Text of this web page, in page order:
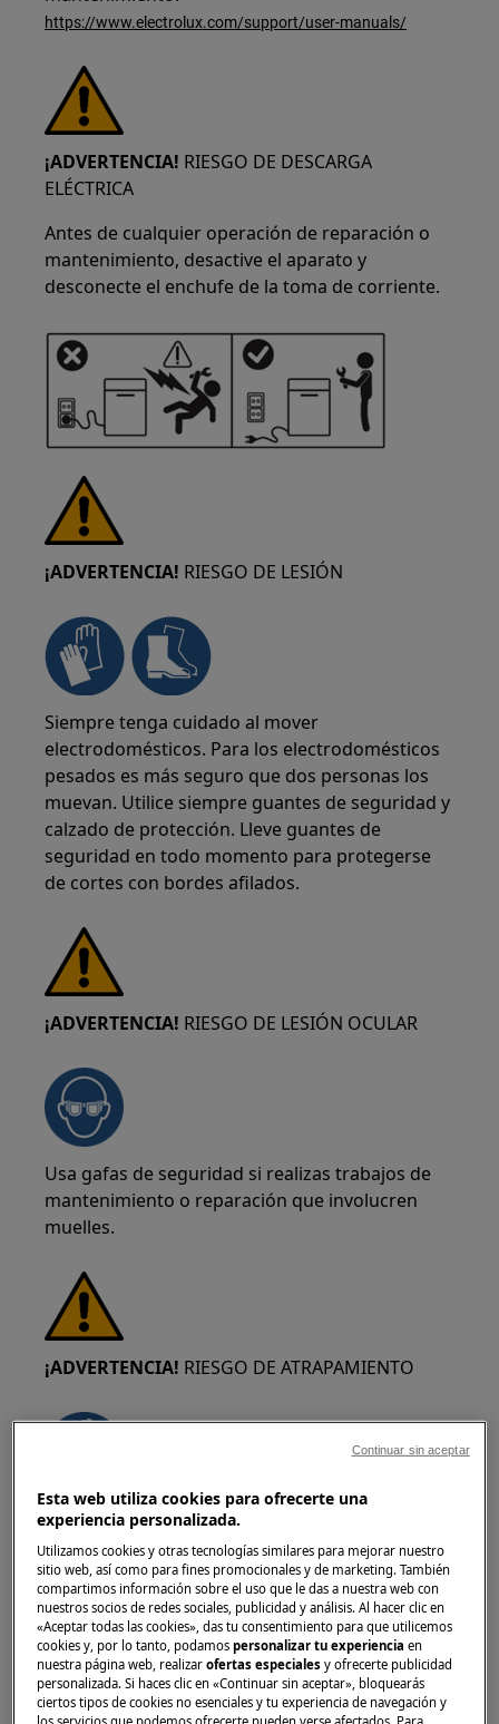
https://www.electrolux.com/support/user-manuals/
¡ADVERTENCIA! RIESGO DE DESCARGA
ELÉCTRICA
Antes de cualquier operación de reparación o
mantenimiento, desactive el aparato y
desconecte el enchufe de la toma de corriente.
¡ADVERTENCIA! RIESGO DE LESIÓN
Siempre tenga cuidado al mover
electrodomésticos. Para los electrodomésticos
pesados es más seguro que dos personas los
muevan. Utilice siempre guantes de seguridad y
calzado de protección. Lleve guantes de
seguridad en todo momento para protegerse
de cortes con bordes afilados.
¡ADVERTENCIA! RIESGO DE LESIÓN OCULAR
Usa gafas de seguridad si realizas trabajos de
mantenimiento o reparación que involucren
muelles.
¡ADVERTENCIA! RIESGO DE ATRAPAMIENTO
Use guantes de seguridad si realiza trabajos de
mantenimiento o reparación que involucren
correas.
Esta web utiliza cookies para ofrecerte una
experiencia personalizada.
Utilizamos cookies y otras tecnologías similares para mejorar nuestro
sitio web, así como para fines promocionales y de marketing. También
compartimos información sobre el uso que le das a nuestra web con
nuestros socios de redes sociales, publicidad y análisis. Al hacer clic en
«Aceptar todas las cookies», das tu consentimiento para que utilicemos
cookies y, por lo tanto, podamospersonalizar tu experienciaen
nuestra página web, realizarofertas especiales y ofrecerte publicidad
personalizada. Si haces clic en «Continuar sin aceptar», bloquearás
ciertos tipos de cookies no esenciales y tu experiencia de navegación y
los servicios que podemos ofrecerte pueden verse afectados. Para
Continuar sin aceptar